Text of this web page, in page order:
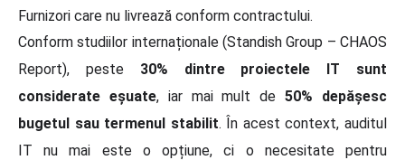
Furnizori care nu livrează conform contractului.
Conform studiilor internaționale (Standish Group – CHAOS
Report), peste 30% dintre proiectele IT sunt
considerate eșuate, iar mai mult de50% depășesc
bugetul sau termenul stabilit. În acest context, auditul
IT nu mai este o opțiune, ci o necesitate pentru